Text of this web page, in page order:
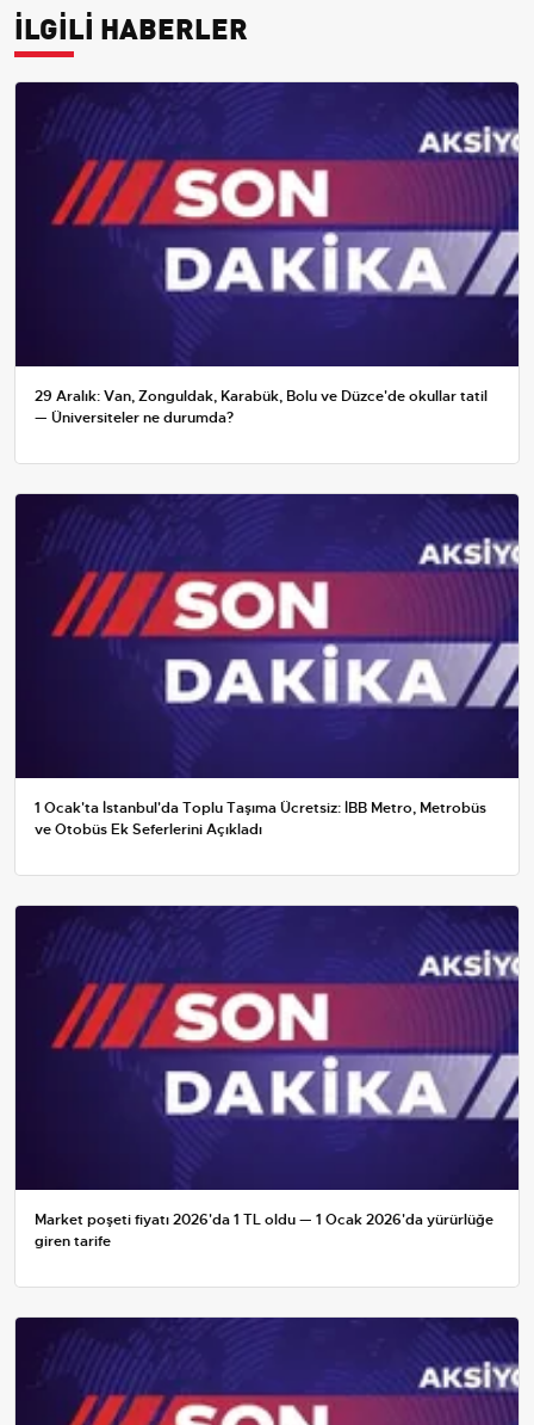
İLGİLİ HABERLER
29 Aralık: Van, Zonguldak, Karabük, Bolu ve Düzce'de okullar tatil
— Üniversiteler ne durumda?
1 Ocak'ta İstanbul'da Toplu Taşıma Ücretsiz: İBB Metro, Metrobüs
ve Otobüs Ek Seferlerini Açıkladı
Market poşeti fiyatı 2026'da 1 TL oldu — 1 Ocak 2026'da yürürlüğe
giren tarife